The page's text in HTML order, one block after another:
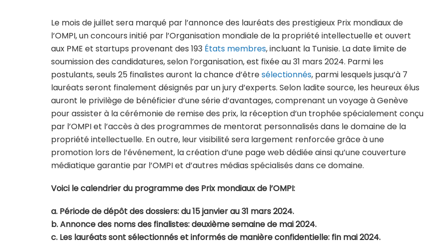
Le mois de juillet sera marqué par l’annonce des lauréats des prestigieux Prix mondiaux de
l’OMPI, un concours initié par l’Organisation mondiale de la propriété intellectuelle et ouvert
aux PME et startups provenant des 193 États membres, incluant la Tunisie. La date limite de
soumission des candidatures, selon l’organisation, est fixée au 31 mars 2024. Parmi les
postulants, seuls 25 finalistes auront la chance d’êtresélectionnés, parmi lesquels jusqu’à 7
lauréats seront finalement désignés par un jury d’experts. Selon ladite source, les heureux élus
auront le privilège de bénéficier d’une série d’avantages, comprenant un voyage à Genève
pour assister à la cérémonie de remise des prix, la réception d’un trophée spécialement conçu
par l’OMPI et l’accès à des programmes de mentorat personnalisés dans le domaine de la
propriété intellectuelle. En outre, leur visibilité sera largement renforcée grâce à une
promotion lors de l’événement, la création d’une page web dédiée ainsi qu’une couverture
médiatique garantie par l’OMPI et d’autres médias spécialisés dans ce domaine.
Voici le calendrier du programme des Prix mondiaux de l’OMPI:
a. Période de dépôt des dossiers: du 15 janvier au 31 mars 2024.
b. Annonce des noms des finalistes: deuxième semaine de mai 2024.
c. Les lauréats sont sélectionnés et informés de manière confidentielle: fin mai 2024.